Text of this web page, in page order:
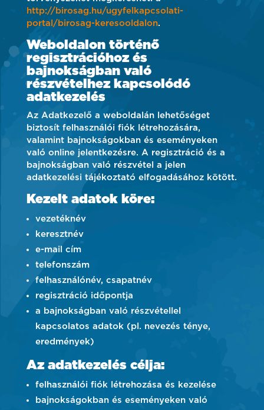
http://birosag.hu/ugyfelkapcsolati-
portal/birosag-keresooldalon.
Weboldalon történő
regisztrációhoz és
bajnokságban való
részvételhez kapcsolódó
adatkezelés
Az Adatkezelő a weboldalán lehetőséget
biztosít felhasználói fiók létrehozására,
valamint bajnokságokban és eseményeken
való online jelentkezésre. A regisztráció és a
bajnokságban való részvétel a jelen
adatkezelési tájékoztató elfogadásához kötött.
Kezelt adatok köre:
vezetéknév
keresztnév
e-mail cím
telefonszám
felhasználónév, csapatnév
regisztráció időpontja
a bajnokságban való részvétellel
kapcsolatos adatok (pl. nevezés ténye,
eredmények)
Az adatkezelés célja:
felhasználói fiók létrehozása és kezelése
bajnokságokban és eseményeken való